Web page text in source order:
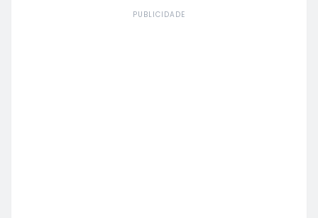
PUBLICIDADE